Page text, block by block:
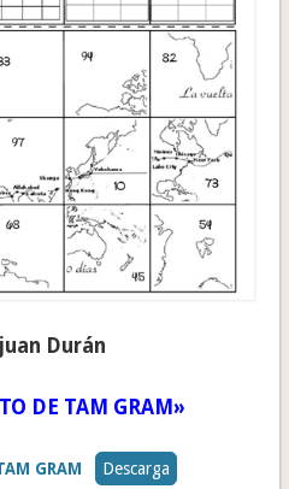
Durán
DE TAM GRAM»
GRAM Descarga